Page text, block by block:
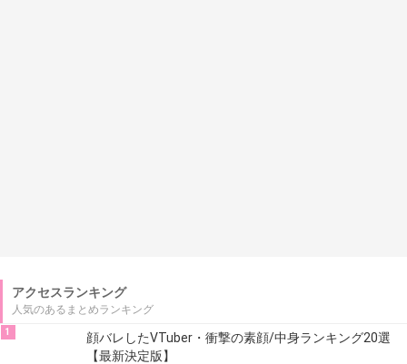
アクセスランキング
人気のあるまとめランキング
1
顔バレしたVTuber・衝撃の素顔/中身ランキング20選
【最新決定版】